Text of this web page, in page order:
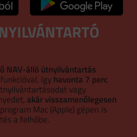
NAV-álló útnyilvántartás
ígyhavonta 7 perc
vagy
akár visszamenőlegesen
Mac (Apple) gépen is
a felhőbe.